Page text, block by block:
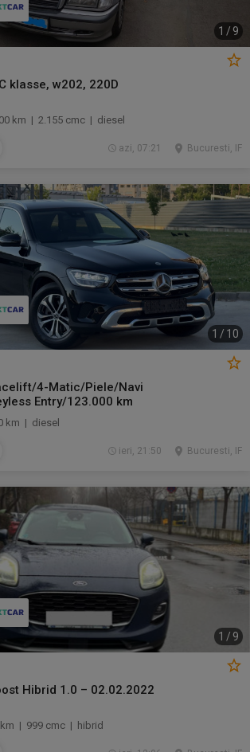
1 / 9
klasse, w202, 220D
km | 2.155 cmc | diesel
Bucuresti, IF
azi, 07:21
1 / 10
4-Matic/Piele/Navi
Entry/123.000 km
km | diesel
Bucuresti, IF
ieri, 21:50
1 / 9
Hibrid 1.0 – 02.02.2022
| 999 cmc | hibrid